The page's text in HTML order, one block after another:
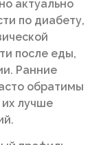
актуально
по диабету,
после еды,
Ранние
обратимы
их лучше